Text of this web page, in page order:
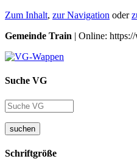
Zum Inhalt, zur Navigation oder
Gemeinde Train | Online:
Suche VG
suchen
Schriftgröße